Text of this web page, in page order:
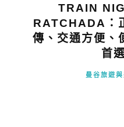
TRAIN
RATCHADA：
傳、交通方便、
首
曼谷旅遊與